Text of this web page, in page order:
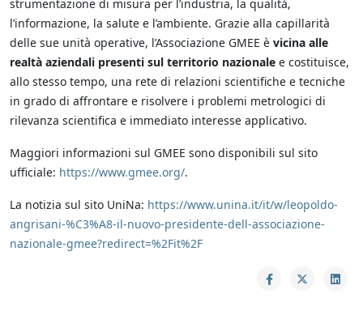
strumentazione di misura per l’industria, la qualità,
l’informazione, la salute e l’ambiente. Grazie alla capillarità
delle sue unità operative, l’Associazione GMEE è vicina alle
realtà aziendali presenti sul territorio nazionale e costituisce,
allo stesso tempo, una rete di relazioni scientifiche e tecniche
in grado di affrontare e risolvere i problemi metrologici di
rilevanza scientifica e immediato interesse applicativo.
Maggiori informazioni sul GMEE sono disponibili sul sito
ufficiale: https://www.gmee.org/.
La notizia sul sito UniNa: https://www.unina.it/it/w/leopoldo-
angrisani-%C3%A8-il-nuovo-presidente-dell-associazione-
nazionale-gmee?redirect=%2Fit%2F